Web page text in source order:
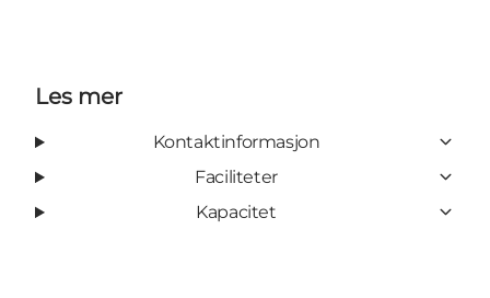
Les mer
Kontaktinformasjon
Faciliteter
Kapacitet